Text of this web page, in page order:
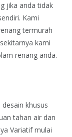
jika anda tidak
Kami
termurah
kami
renang anda.
khusus
tahan air dan
Variatif mulai